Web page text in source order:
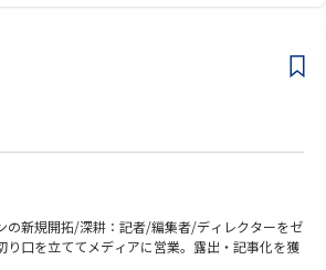
頼して参照できる、全社リスクマップと定期報告
評価に耐えうる、盤石な内部統制・J-SOX対応
制約」ではなく「事業成長の土台」として捉える
から自然に相談されるリスクマネジメント機能の
チャー企業でのコーポレート機能の組織構築経験
整備・コンプライアンス体制構築）の経験
々非々の精神：事業の圧力や経営陣の意向に流さ
を言える胆力と判断軸を持つこと
設計力：単に禁止・制約するのではなく、適切な
統制環境を設計する思考力を持ち、ガードレー
発想ができること
するアーキテクト思考：個別対応ではなく再現性
設計・実装することに価値を見出し、予防統制を
の新規開拓/深耕：記者/編集者/ディレクターをゼ
り口を立ててメディアに営業。露出・記事化を獲